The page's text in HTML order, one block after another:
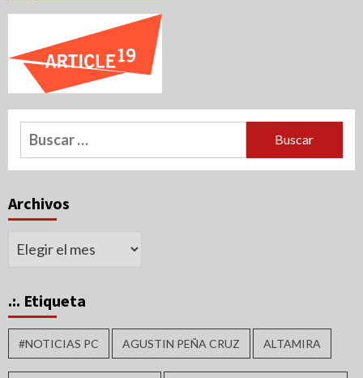
Buscar:
Archivos
Archivos
.:. Etiqueta
#NOTICIAS PC AGUSTIN PEÑA CRUZ ALTAMIRA